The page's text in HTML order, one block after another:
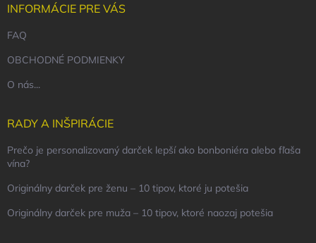
INFORMÁCIE PRE VÁS
FAQ
OBCHODNÉ PODMIENKY
O nás...
RADY A INŠPIRÁCIE
Prečo je personalizovaný darček lepší ako bonboniéra alebo fľaša
vína?
Originálny darček pre ženu – 10 tipov, ktoré ju potešia
Originálny darček pre muža – 10 tipov, ktoré naozaj potešia